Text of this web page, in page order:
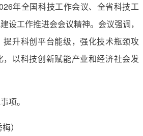
年全国科技工作会议、全省科技工
设工作推进会会议精神。会议强调，
升科创平台能级，强化技术瓶颈攻
以科技创新赋能产业和经济社会发
项。
）